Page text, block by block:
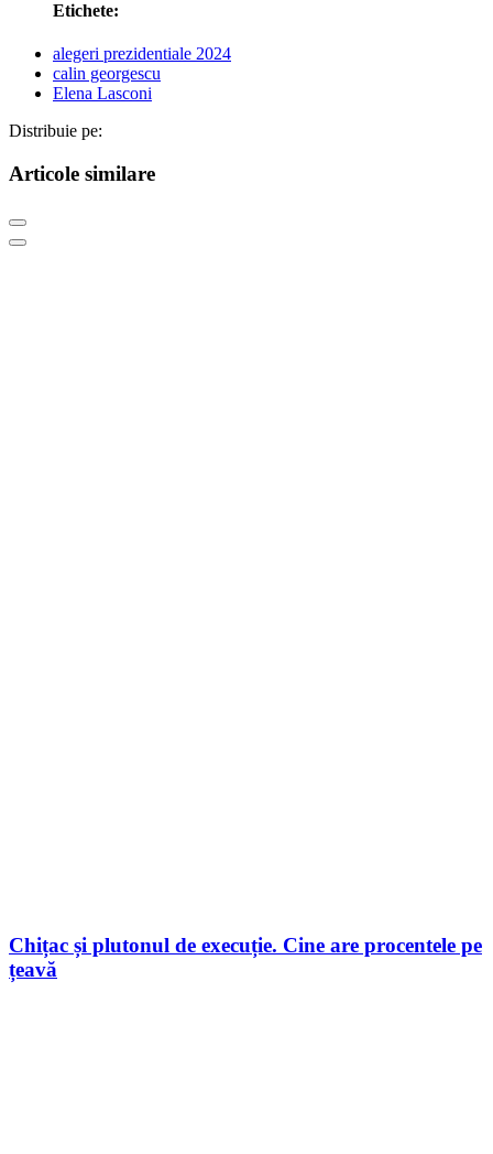
Etichete:
alegeri prezidentiale 2024
calin georgescu
Elena Lasconi
Distribuie pe:
Articole similare
Chițac și plutonul de execuție. Cine are procentele pe
țeavă